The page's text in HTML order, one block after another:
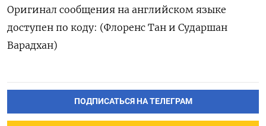
Оригинал сообщения на английском языке
доступен по коду: (Флоренс Тан и Сударшан
Варадхан)
ПОДПИСАТЬСЯ НА ТЕЛЕГРАМ